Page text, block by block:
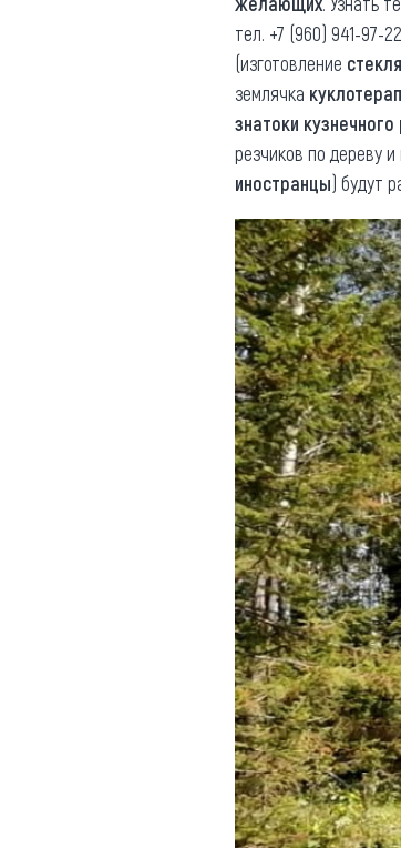
тел. ‎+7 (960) 941-97-
(изготовление
землячка
знатоки
резчиков по дереву
иностранцы) будут